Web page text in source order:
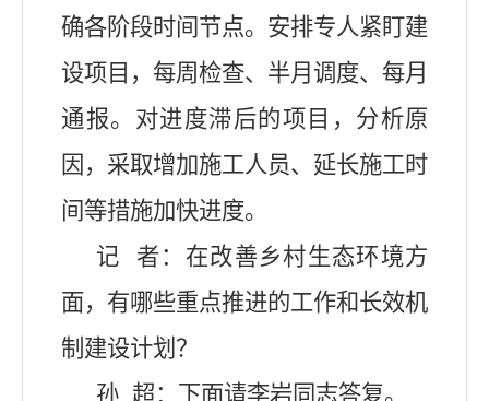
确各阶段时间节点。安排专人紧盯建
设项目，每周检查、半月调度、每月
通报。对进度滞后的项目，分析原
因，采取增加施工人员、延长施工时
间等措施加快进度。
记
者：在改善乡村生态环境方
面，有哪些重点推进的工作和长效机
制建设计划？
孙 超：下面请李岩同 志答复。